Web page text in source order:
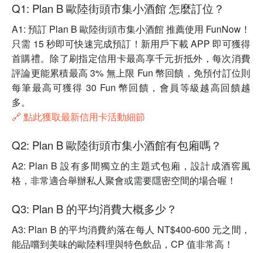
Q1: Plan B 歐陸街頭市集小酒館 怎麼訂位？
A1: 預訂 Plan B 歐陸街頭市集小酒館 推薦使用 FunNow！
只需 15 秒即可快速完成預訂！新用戶下載 APP 即可獲得
首購禮。除了刷指定信用卡最高享千元折抵外，每次消費
評論更能累積最高 3% 無上限 Fun 幣回饋，免預付訂位則
每筆最高可獲得 30 Fun 幣回饋，會員等級越高回饋越
多。
🔗 點此獲取最新信用卡活動細節
Q2: Plan B 歐陸街頭市集小酒館有包廂嗎？
A2: Plan B 設有多間獨立的主題式包廂，設計成酒窖風
格，非常適合舉辦私人聚會或需要隱密空間的場合喔！
Q3: Plan B 的平均消費大概多少？
A3: Plan B 的平均消費約落在每人 NT$400-600 元之間，
能品嚐到美味的歐陸料理與特色飲品，CP 值非常高！